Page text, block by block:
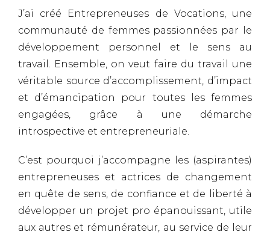
J’ai créé Entrepreneuses de Vocations, une
communauté de femmes passionnées par le
développement personnel et le sens au
travail. Ensemble, on veut faire du travail une
véritable source d’accomplissement, d’impact
et d’émancipation pour toutes les femmes
engagées, grâce à une démarche
introspective et entrepreneuriale.
C’est pourquoi j’accompagne les (aspirantes)
entrepreneuses et actrices de changement
en quête de sens, de confiance et de liberté à
développer un projet pro épanouissant, utile
aux autres et rémunérateur, au service de leur